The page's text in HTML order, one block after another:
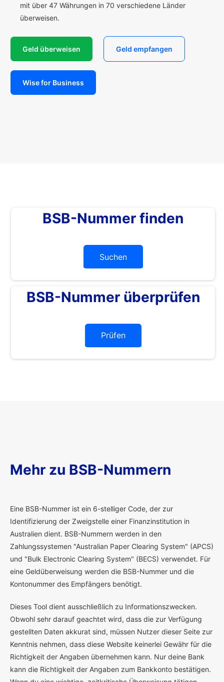
mit über 47 Währungen in 70 verschiedene Länder
überweisen.
Geld überweisen Geld empfangen
Wise for Business
BSB-Nummer finden
Suchen
BSB-Nummer überprüfen
Prüfen
Mehr zu BSB-Nummern
Eine BSB-Nummer ist ein 6-stelliger Code, der zur
Identifizierung der Zweigstelle einer Finanzinstitution in
Australien dient. BSB-Nummern werden in den
Zahlungssystemen "Australian Paper Clearing System" (APCS)
und "Bulk Electronic Clearing System" (BECS) verwendet. Für
eine Geldüberweisung werden die BSB-Nummer und die
Kontonummer des Empfängers benötigt.
Dieses Tool dient ausschließlich zu Informationszwecken.
Obwohl sehr darauf geachtet wird, dass die zur Verfügung
gestellten Daten akkurat sind, müssen Nutzer dieser Seite zur
Kenntnis nehmen, dass diese Website keinerlei Gewähr für die
Richtigkeit der Angaben übernehmen kann. Nur deine Bank
kann die Richtigkeit der Angaben zum Bankkonto bestätigen.